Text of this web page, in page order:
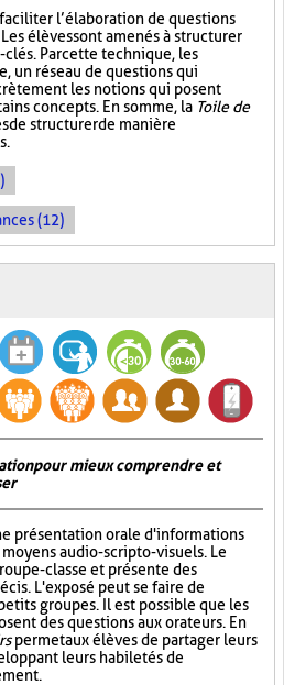
l’élaboration de questions
élèves sont amenés à structurer
Par cette technique, les
un réseau de questions qui
les notions qui posent
concepts. En somme, la Toile de
de structurer de manière
(12)
pour mieux comprendre et
présentation orale d'informations
audio-scripto-visuels. Le
classe et présente des
L'exposé peut se faire de
groupes. Il est possible que les
des questions aux orateurs. En
permet aux élèves de partager leurs
leurs habiletés de